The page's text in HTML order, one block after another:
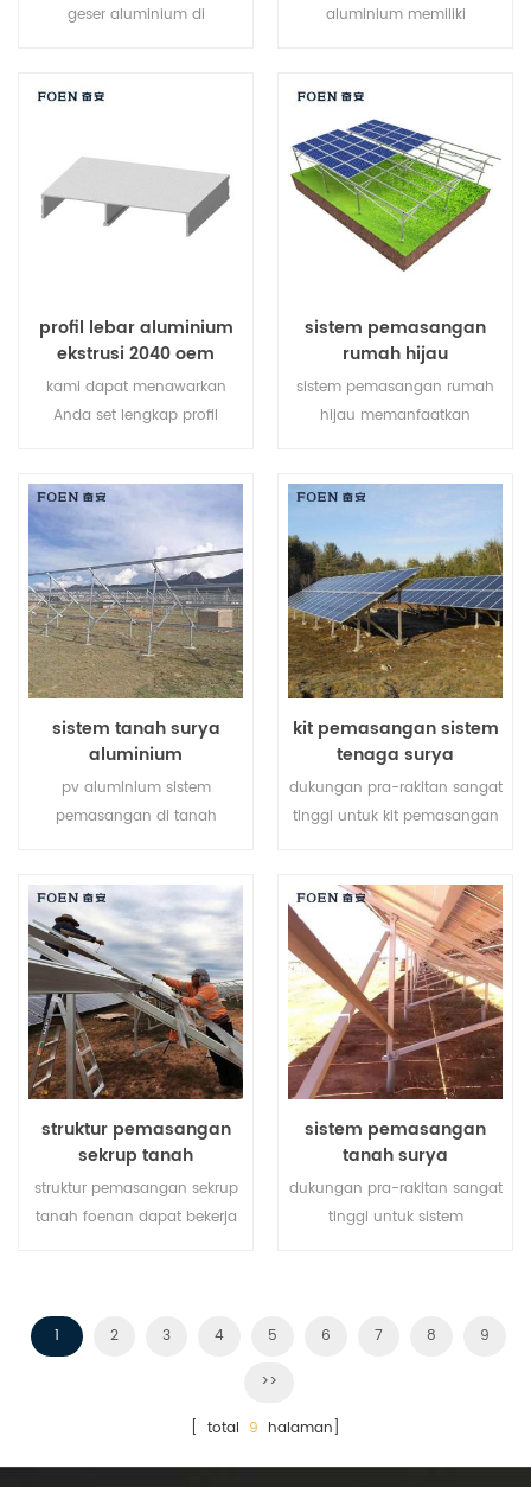
geser aluminium di
untuk pelanggan menengah
aluminium memiliki
untuk memungkinkan
ventilasi penuh atas ke
bawah. karena selempang
tidak terbuka ke luar,
selempang ini adalah pilihan
yang sangat baik untuk
kamar yang menghadap
geladak, ini jendela geser
kustomisasi kami
sepenuhnya.
profil lebar aluminium
ekstrusi 2040 oem
kami dapat menawarkan
Anda set lengkap profil
aluminium pasir.
sistem pemasangan
rumah hijau
sistem pemasangan rumah
hijau memanfaatkan
bersih dari matahari,
membawa masa depan yang
lebih bersih bagi manusia.
sistem tanah surya
aluminium
pv aluminium sistem
pemasangan di tanah
memastikan kemampuan
anti korosif yang sangat baik.
kit pemasangan sistem
tenaga surya
dukungan pra-rakitan sangat
tinggi untuk kit pemasangan
biaya tenaga kerja Anda dan
mempersingkat waktu
pemasangan.
struktur pemasangan
sekrup tanah
struktur pemasangan sekrup
tanah foenan dapat bekerja
berbeda.
sistem pemasangan
tanah surya
dukungan pra-rakitan sangat
tinggi untuk sistem
mempersingkat waktu
1 2 3 4 5 6 7 8 9
>>
[ total 9 halaman]